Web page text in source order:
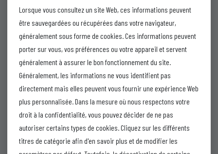
Lorsque vous consultez un site Web, ces informations peuvent
être sauvegardées ou récupérées dans votre navigateur,
généralement sous forme de cookies. Ces informations peuvent
porter sur vous, vos préférences ou votre appareil et servent
généralement à assurer le bon fonctionnement du site.
Généralement, les informations ne vous identifient pas
directement mais elles peuvent vous fournir une expérience Web
plus personnalisée. Dans la mesure où nous respectons votre
droit à la confidentialité, vous pouvez décider de ne pas
autoriser certains types de cookies. Cliquez sur les différents
titres de catégorie afin d'en savoir plus et de modifier les